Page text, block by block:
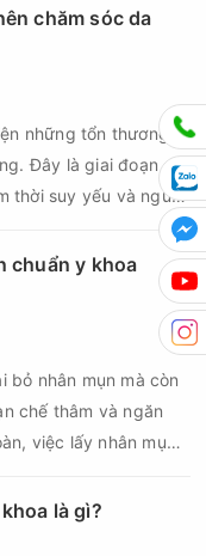
nhiễm trùng, để lại
chăm sóc da
những tổn thương vi
Đây là giai đoạn da
thời suy yếu và nguy
thành sẹo sẽ tăng lên
vì vậy, việc chăm sóc
hồi phục nhanh hơn
mụn và hạn chế các
chuẩn y khoa
bỏ nhân mụn mà còn
chế thâm và ngăn
việc lấy nhân mụn
điều trị.là gì?